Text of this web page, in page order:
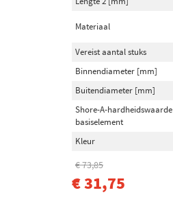
Schokdemper (324)
Schokdemper montageset (4)
Schokdemper ophangrubber (3)
Draagarm-/ reactiearm lager (3)
Vooras (98)
Achteras links (10)
Materiaal
Vereist aantal stuks
Binnendiameter [mm]
Buitendiameter [mm]
Shore-A-hardheidswaarde
basiselement
Kleur
€ 73,85
€ 31,75